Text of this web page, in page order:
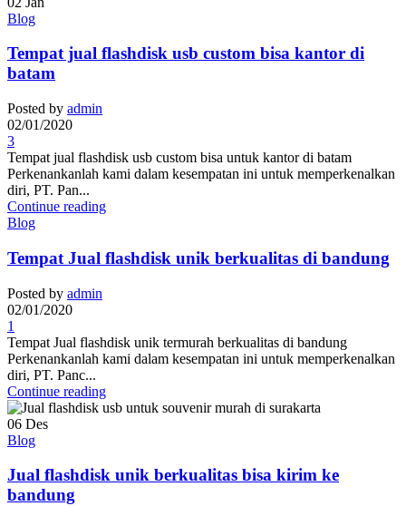
Blog
Tempat jual flashdisk usb custom bisa kantor di
batam
Posted by admin
02/01/2020
3
Tempat jual flashdisk usb custom bisa untuk kantor di batam
Perkenankanlah kami dalam kesempatan ini untuk memperkenalkan
diri, PT. Pan...
Continue reading
Blog
Tempat Jual flashdisk unik berkualitas di bandung
Posted by admin
02/01/2020
1
Tempat Jual flashdisk unik termurah berkualitas di bandung
Perkenankanlah kami dalam kesempatan ini untuk memperkenalkan
diri, PT. Panc...
Continue reading
06 Des
Blog
Jual flashdisk unik berkualitas bisa kirim ke
bandung